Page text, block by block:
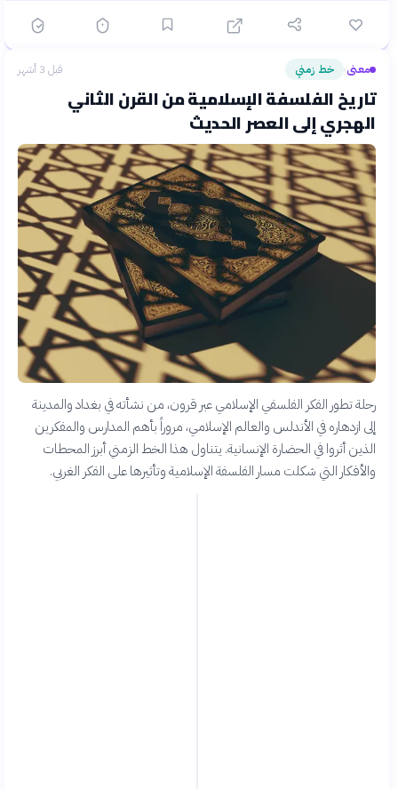
معنى› خط زمني قبل 3 أشهر
تاريخ الفلسفة الإسلامية من القرن الثاني
الهجري إلى العصر الحديث
رحلة تطور الفكر الفلسفي الإسلامي عبر قرون، من نشأته في بغداد والمدينة
إلى ازدهاره في الأندلس والعالم الإسلامي، مروراً بأهم المدارس والمفكرين
الذين أثروا في الحضارة الإنسانية. يتناول هذا الخط الزمني أبرز المحطات
والأفكار التي شكلت مسار الفلسفة الإسلامية وتأثيرها على الفكر الغربي.